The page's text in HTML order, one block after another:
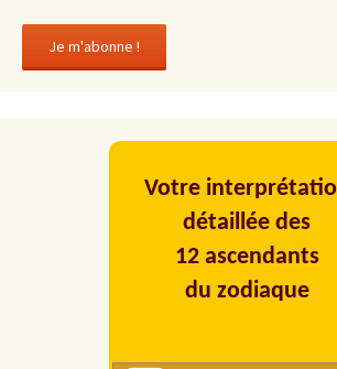
Votre
détaillée des
12 ascendants
du zodiaque